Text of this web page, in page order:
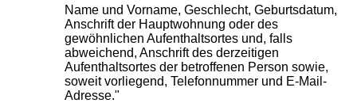
Name und Vorname, Geschlecht, Geburtsdatum,
Anschrift der Hauptwohnung oder des
gewöhnlichen Aufenthaltsortes und, falls
abweichend, Anschrift des derzeitigen
Aufenthaltsortes der betroffenen Person sowie,
soweit vorliegend, Telefonnummer und E-Mail-
Adresse."